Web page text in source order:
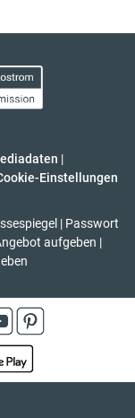
|
Einstellungen
| Passwort
aufgeben |